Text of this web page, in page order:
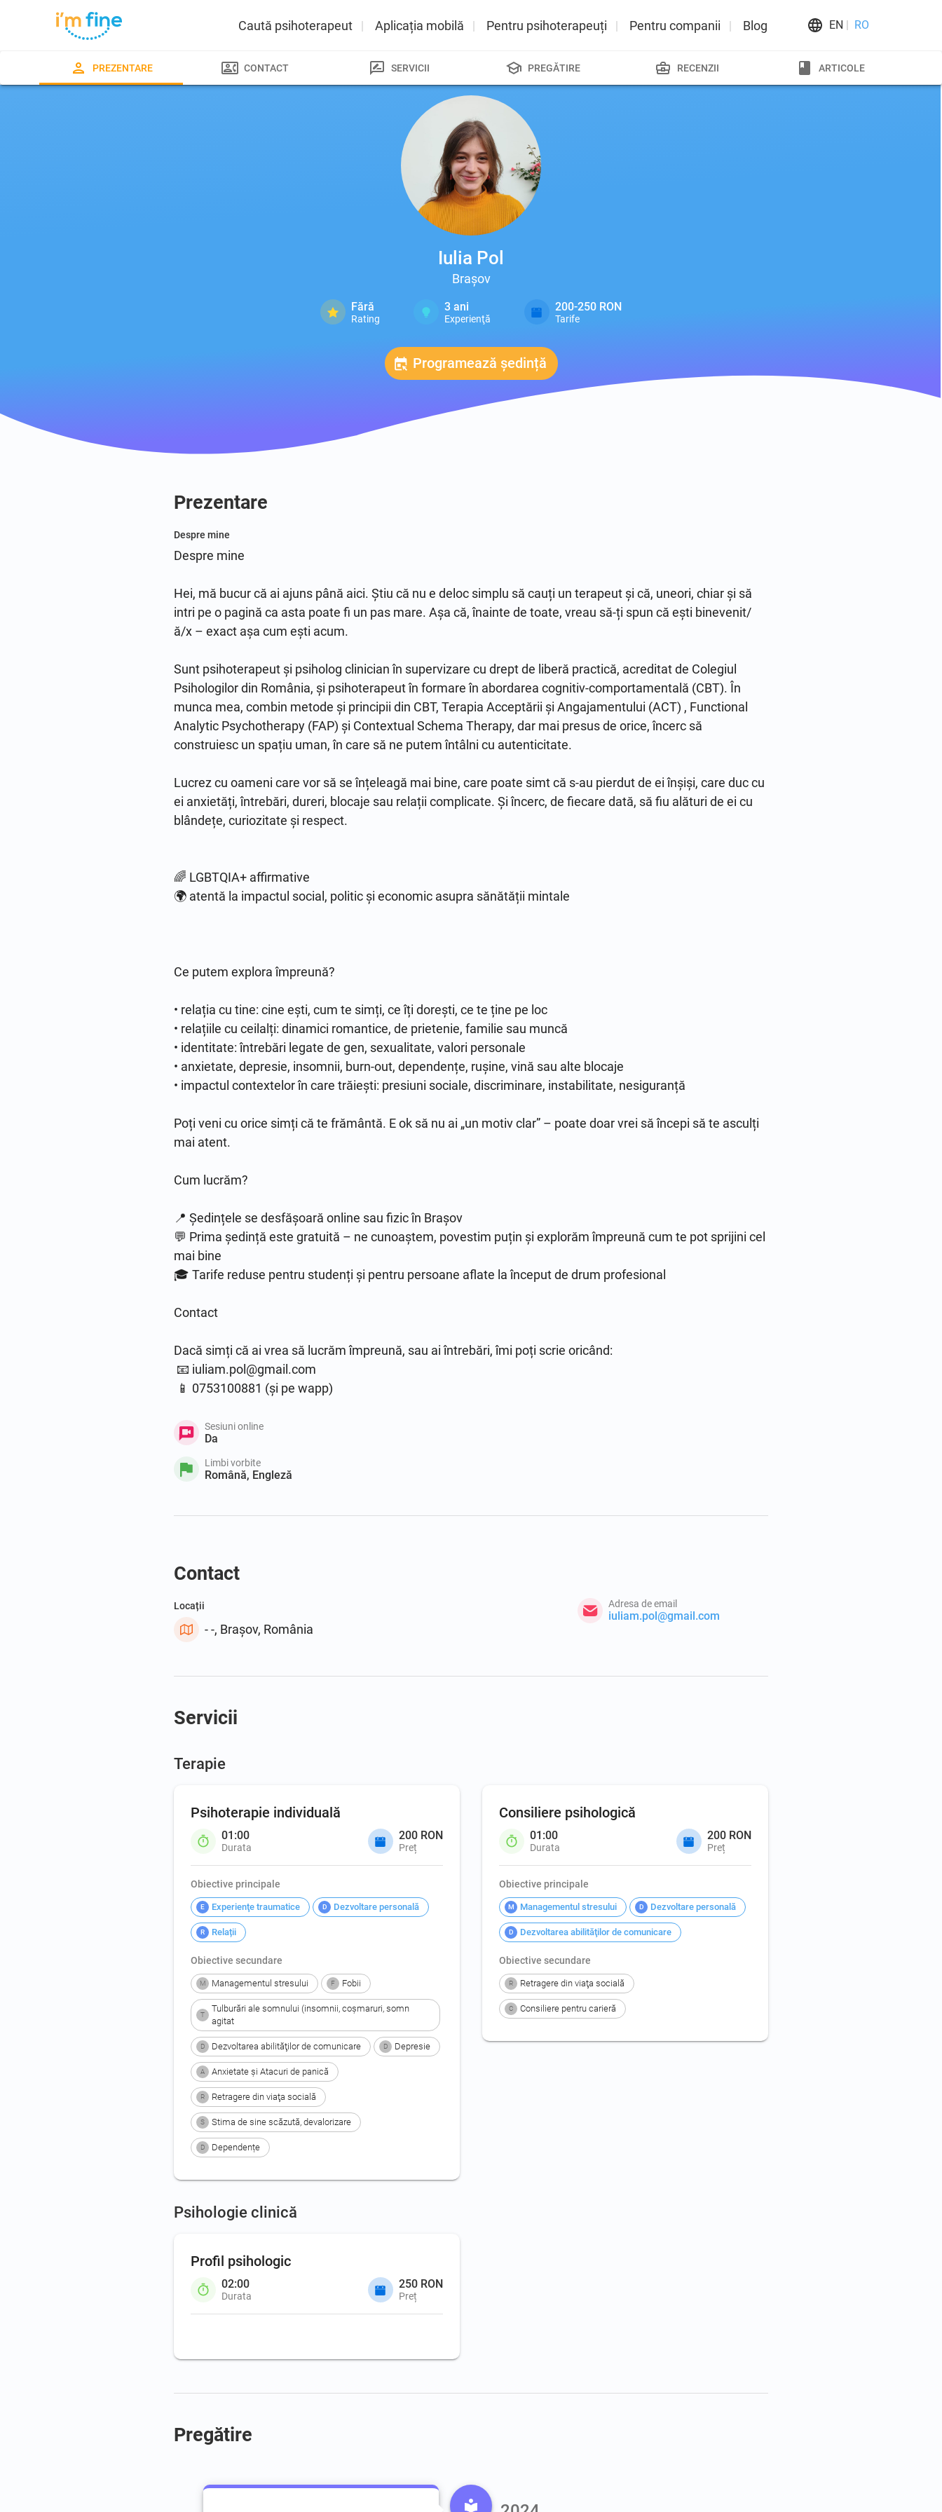
Caută psihoterapeut Aplicația mobilă Pentru psihoterapeuți Pentru companii Blog EN RO
Iulia Pol
Brașov
Fără
Rating
3 ani
Experienţă
200-250 RON
Tarife
Programează ședință
PREZENTARE CONTACT SERVICII PREGĂTIRE RECENZII ARTICOLE
Prezentare
Despre mine
Despre mine
Hei, mă bucur că ai ajuns până aici. Știu că nu e deloc simplu să cauți un terapeut și că, uneori, chiar și să
intri pe o pagină ca asta poate fi un pas mare. Așa că, înainte de toate, vreau să-ți spun că ești binevenit/
ă/x – exact așa cum ești acum.
Sunt psihoterapeut și psiholog clinician în supervizare cu drept de liberă practică, acreditat de Colegiul
Psihologilor din România, și psihoterapeut în formare în abordarea cognitiv-comportamentală (CBT). În
munca mea, combin metode și principii din CBT, Terapia Acceptării și Angajamentului (ACT) , Functional
Analytic Psychotherapy (FAP) și Contextual Schema Therapy, dar mai presus de orice, încerc să
construiesc un spațiu uman, în care să ne putem întâlni cu autenticitate.
Lucrez cu oameni care vor să se înțeleagă mai bine, care poate simt că s-au pierdut de ei înșiși, care duc cu
ei anxietăți, întrebări, dureri, blocaje sau relații complicate. Și încerc, de fiecare dată, să fiu alături de ei cu
blândețe, curiozitate și respect.
🌈 LGBTQIA+ affirmative
🌍 atentă la impactul social, politic și economic asupra sănătății mintale
Ce putem explora împreună?
• relația cu tine: cine ești, cum te simți, ce îți dorești, ce te ține pe loc
• relațiile cu ceilalți: dinamici romantice, de prietenie, familie sau muncă
• identitate: întrebări legate de gen, sexualitate, valori personale
• anxietate, depresie, insomnii, burn-out, dependențe, rușine, vină sau alte blocaje
• impactul contextelor în care trăiești: presiuni sociale, discriminare, instabilitate, nesiguranță
Poți veni cu orice simți că te frământă. E ok să nu ai „un motiv clar” – poate doar vrei să începi să te asculți
mai atent.
Cum lucrăm?
📍 Ședințele se desfășoară online sau fizic în Brașov
💬 Prima ședință este gratuită – ne cunoaștem, povestim puțin și explorăm împreună cum te pot sprijini cel
mai bine
🎓 Tarife reduse pentru studenți și pentru persoane aflate la început de drum profesional
Contact
Dacă simți că ai vrea să lucrăm împreună, sau ai întrebări, îmi poți scrie oricând:
Da
Sesiuni online
Română, Engleză
Limbi vorbite
Contact
Locații
- -, Brașov, România
iuliam.pol@gmail.com
Adresa de email
Servicii
Terapie
Psihoterapie individuală
01:00
Durata
200 RON
Preț
Obiective principale
E Experienţe traumatice D Dezvoltare personală
R Relații
Obiective secundare
M Managementul stresului F Fobii
T
Tulburări ale somnului (insomnii, coşmaruri, somn
agitat
D Dezvoltarea abilităţilor de comunicare D Depresie
A Anxietate şi Atacuri de panică
R Retragere din viaţa socială
S Stima de sine scăzută, devalorizare
D Dependențe
Consiliere psihologică
01:00
Durata
200 RON
Preț
Obiective principale
M Managementul stresului D Dezvoltare personală
D Dezvoltarea abilităţilor de comunicare
Obiective secundare
R Retragere din viaţa socială
C Consiliere pentru carieră
Psihologie clinică
Profil psihologic
02:00
Durata
250 RON
Preț
Pregătire